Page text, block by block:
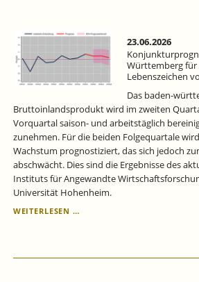
23.06.2026
Württemberg für
Lebenszeichen
Das baden-
Bruttoinlandsprodukt wird im zweiten
Vorquartal saison- und arbeitstäglich
zunehmen. Für die beiden Folgequartale
Wachstum prognostiziert, das sich jedoch
abschwächt. Dies sind die Ergebnisse des
Instituts für Angewandte
Universität Hohenheim.
WEITERLESEN …
DAS